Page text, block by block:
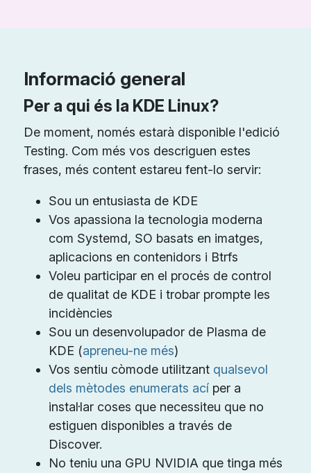
Informació general
Per a qui és la KDE Linux?
De moment, només estarà disponible l'edició
Testing. Com més vos descriguen estes
frases, més content estareu fent-lo servir:
Sou un entusiasta de KDE
Vos apassiona la tecnologia moderna
com Systemd, SO basats en imatges,
aplicacions en contenidors i Btrfs
Voleu participar en el procés de control
de qualitat de KDE i trobar prompte les
incidències
Sou un desenvolupador de Plasma de
KDE (apreneu-ne més)
Vos sentiu còmode utilitzant qualsevol
dels mètodes enumerats acíper a
instal·lar coses que necessiteu que no
estiguen disponibles a través de
Discover.
No teniu una GPU NVIDIA que tinga més